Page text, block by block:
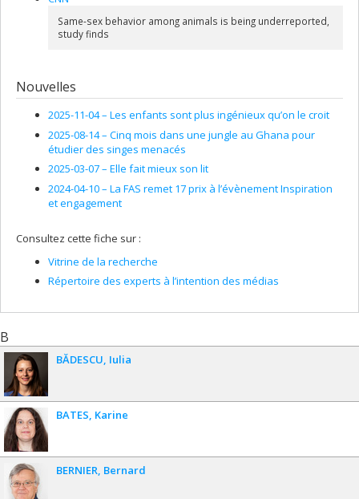
Same-sex behavior among animals is being underreported,
study finds
Nouvelles
2025-11-04 – Les enfants sont plus ingénieux qu’on le croit
2025-08-14 – Cinq mois dans une jungle au Ghana pour
étudier des singes menacés
2025-03-07 – Elle fait mieux son lit
2024-04-10 – La FAS remet 17 prix à l’évènement Inspiration
et engagement
Consultez cette fiche sur :
Vitrine de la recherche
Répertoire des experts à l’intention des médias
B
BĂDESCU Iulia
BATES Karine
BERNIER Bernard